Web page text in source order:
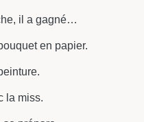
il a gagné…
en papier.
la miss.